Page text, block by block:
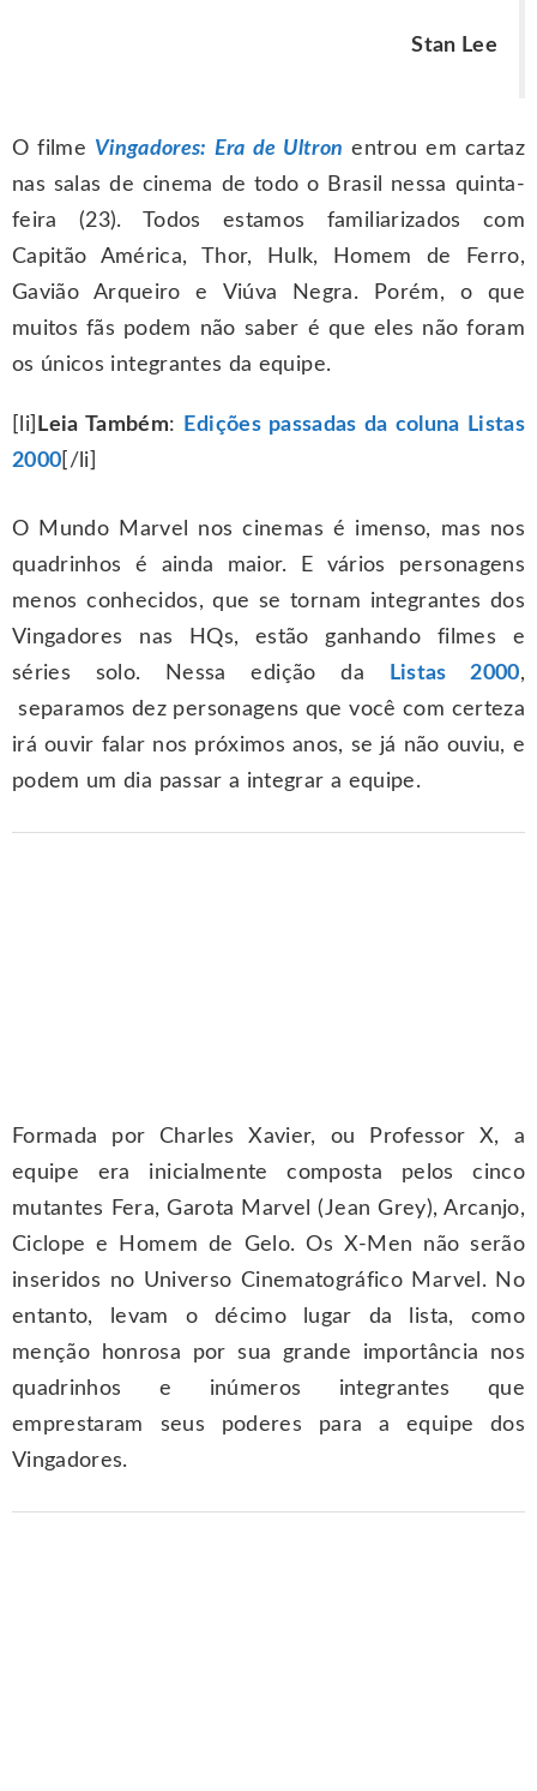
Stan Lee
O filme Vingadores: Era de Ultron entrou em cartaz
nas salas de cinema de todo o Brasil nessa quinta-
feira (23). Todos estamos familiarizados com
Capitão América, Thor, Hulk, Homem de Ferro,
Gavião Arqueiro e Viúva Negra. Porém, o que
muitos fãs podem não saber é que eles não foram
os únicos integrantes da equipe.
[li] Leia Também:
Edições passadas da coluna Listas
2000 [/li]
O Mundo Marvel nos cinemas é imenso, mas nos
quadrinhos é ainda maior. E vários personagens
menos conhecidos, que se tornam integrantes dos
Vingadores nas HQs, estão ganhando filmes e
séries solo. Nessa edição da
Listas 2000,
separamos dez personagens que você com certeza
irá ouvir falar nos próximos anos, se já não ouviu, e
podem um dia passar a integrar a equipe.
Formada por Charles Xavier, ou Professor X, a
equipe era inicialmente composta pelos cinco
mutantes Fera, Garota Marvel (Jean Grey), Arcanjo,
Ciclope e Homem de Gelo. Os X-Men não serão
inseridos no Universo Cinematográfico Marvel. No
entanto, levam o décimo lugar da lista, como
menção honrosa por sua grande importância nos
quadrinhos e inúmeros integrantes que
emprestaram seus poderes para a equipe dos
Vingadores.